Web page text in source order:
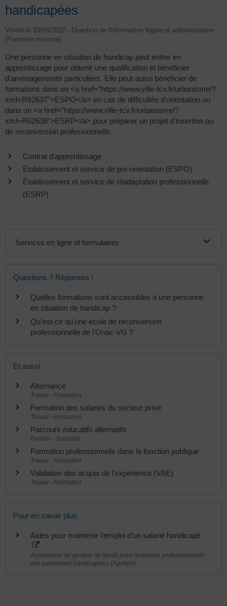
handicapées
Vérifié le 10/06/2022 - Direction de l'information légale et administrative
(Première ministre)
Une personne en situation de handicap peut entrer en
apprentissage pour obtenir une qualification et bénéficier
d'aménagements particuliers. Elle peut aussi bénéficier de
formations dans un <a href="https://www.ville-tcv.fr/urbanisme/?
xml=R62637">ESPO</a> en cas de difficultés d'orientation ou
dans un <a href="https://www.ville-tcv.fr/urbanisme/?
xml=R62638">ESRP</a> pour préparer un projet d'insertion ou
de reconversion professionnelle.
Contrat d'apprentissage
Établissement et service de pré-orientation (ESPO)
Établissement et service de réadaptation professionnelle
(ESRP)
Services en ligne et formulaires
Questions ? Réponses !
Quelles formations sont accessibles à une personne
en situation de handicap ?
Qu'est-ce qu'une école de reconversion
professionnelle de l'Onac-VG ?
Et aussi
Alternance
Travail - Formation
Formation des salariés du secteur privé
Travail - Formation
Parcours éducatifs alternatifs
Famille - Scolarité
Formation professionnelle dans la fonction publique
Travail - Formation
Validation des acquis de l'expérience (VAE)
Travail - Formation
Pour en savoir plus
Aides pour maintenir l'emploi d'un salarié handicapé
Association de gestion du fonds pour l'insertion professionnelle
des personnes handicapées (Agefiph)